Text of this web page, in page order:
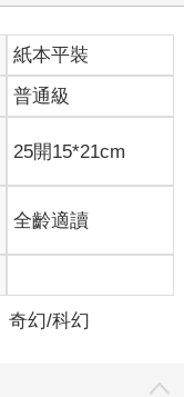
紙本平裝
普通級
25開15*21cm
全齡適讀
奇幻/科幻